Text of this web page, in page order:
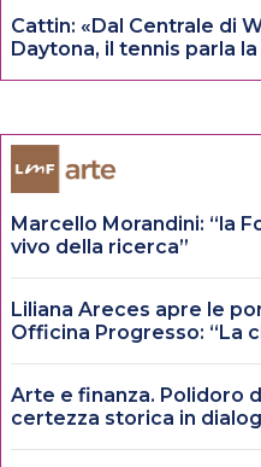
Cattin: «Dal Centrale di
Daytona, il tennis parla
Marcello Morandini: “la
vivo della ricerca”
Liliana Areces apre le
Officina Progresso: “La
Arte e finanza. Polidoro
certezza storica in